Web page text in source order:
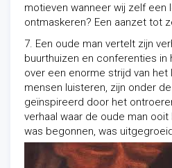
motieven wanneer wij zelf een
ontmaskeren? Een aanzet tot
7. Een oude man vertelt zijn
buurthuizen en conferenties in
over een enorme strijd van
mensen luisteren, zijn onder
geïnspireerd door het
verhaal waar de oude man
was begonnen, was